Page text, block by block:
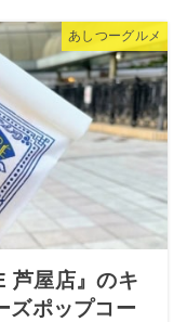
あしつーグルメ
芦屋店』のキ
ズポップコー